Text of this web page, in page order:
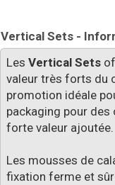
Vertical Sets -
Les Vertical Sets
valeur très forts du
promotion idéale
packaging pour
forte valeur ajoutée.
Les mousses de
fixation ferme et